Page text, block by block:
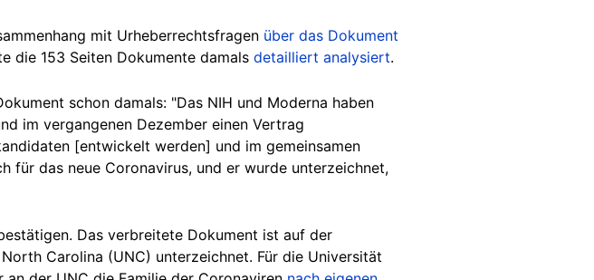
mit Urheberrechtsfragen über das Dokument
die 153 Seiten Dokumente damals detailliert analysiert.
schon damals: "Das NIH und Moderna haben
im vergangenen Dezember einen Vertrag
[entwickelt werden] und im gemeinsamen
für das neue Coronavirus, und er wurde unterzeichnet,
Das verbreitete Dokument ist auf der
Carolina (UNC) unterzeichnet. Für die Universität